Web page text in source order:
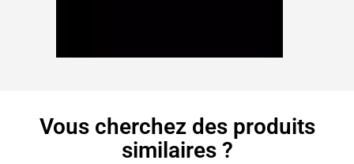
Vous cherchez des produits
similaires ?